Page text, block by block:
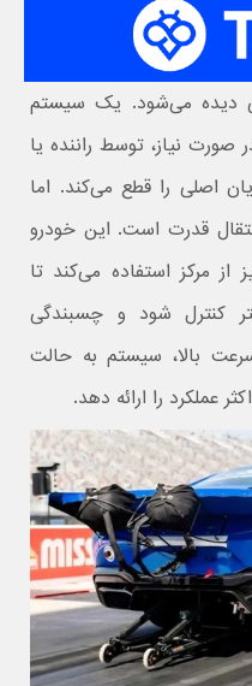
دیده می‌شود. یک سیستم
نیاز، توسط راننده یا
اصلی را قطع می‌کند. اما
قدرت است. این خودرو
از مرکز استفاده می‌کند تا
کنترل شود و چسبندگی
بالا، سیستم به حالت
عملکرد را ارائه دهد.